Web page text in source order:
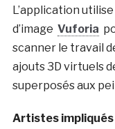
L’application
d’image Vuforia
scanner le travail
ajouts 3D virtuels
superposés aux
Artistes